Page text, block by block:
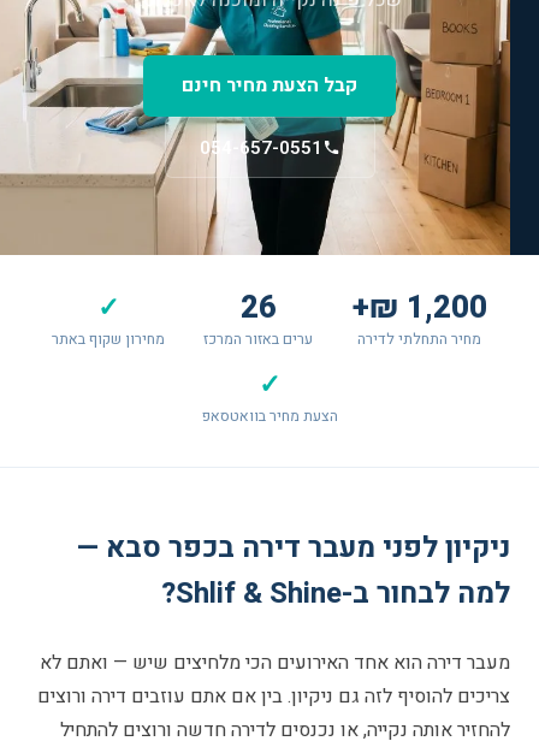
קבל הצעת מחיר חינם
054-657-0551
1,200 ₪+
מחיר התחלתי לדירה
26
ערים באזור המרכז
✓
מחירון שקוף באתר
✓
הצעת מחיר בוואטסאפ
ניקיון לפני מעבר דירה בכפר סבא —
למה לבחור ב-Shlif & Shine?
מעבר דירה הוא אחד האירועים הכי מלחיצים שיש — ואתם לא
צריכים להוסיף לזה גם ניקיון. בין אם אתם עוזבים דירה ורוצים
להחזיר אותה נקייה, או נכנסים לדירה חדשה ורוצים להתחיל